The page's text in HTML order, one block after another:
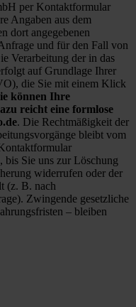
per Kontaktformular
Angaben aus dem
dort angegebenen
und für den Fall von
Verarbeitung der in das
auf Grundlage Ihrer
die Sie mit einem Klick
können Ihre
reicht eine formlose
. Die Rechtmäßigkeit der
bleibt vom
bis Sie uns zur Löschung
widerrufen oder der
(z. B. nach
Zwingende gesetzliche
– bleiben